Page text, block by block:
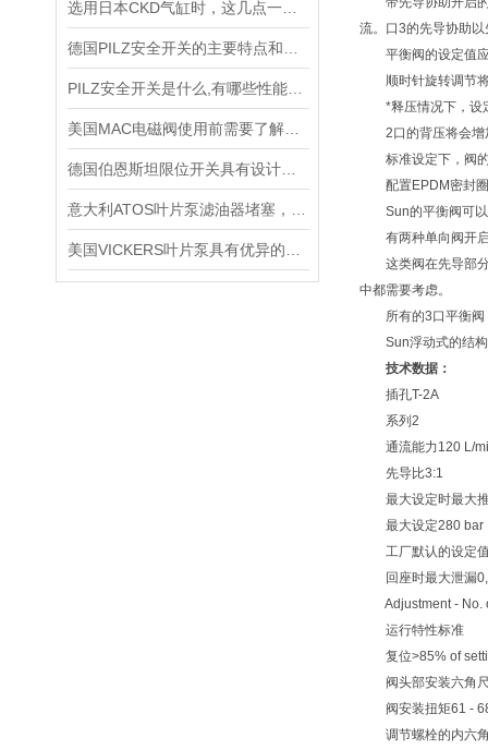
流。口3的先导协助
平衡阀的设定值应
顺时针旋转调节将
*释压情况下，设
2口的背压将会增
标准设定下，阀的
配置EPDM密封圈
Sun的平衡阀可以
有两种单向阀开启
这类阀在先导部分
中都需要考虑。
所有的3口平衡阀，
Sun浮动式的结构
技术数据：
插孔T-2A
系列2
通流能力120 L/
先导比3:1
最大设定时最大推
最大设定280 bar
工厂默认的设定值
回座时最大泄漏
Adjustment - No.
运行特性标准
复位>85% of
阀头部安装六角尺
阀安装扭矩61 -
调节螺栓的内六角